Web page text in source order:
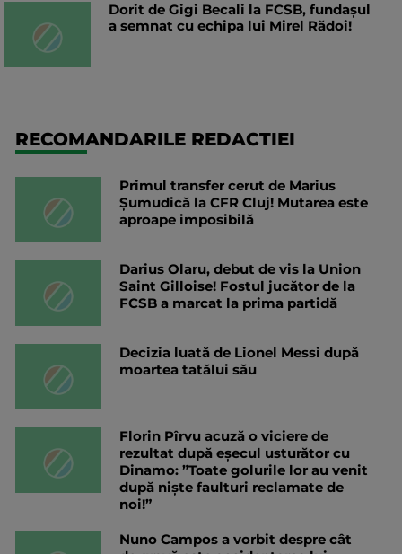
Dorit de Gigi Becali la FCSB, fundașul
a semnat cu echipa lui Mirel Rădoi!
RECOMANDARILE REDACTIEI
Primul transfer cerut de Marius
Șumudică la CFR Cluj! Mutarea este
aproape imposibilă
Darius Olaru, debut de vis la Union
Saint Gilloise! Fostul jucător de la
FCSB a marcat la prima partidă
Decizia luată de Lionel Messi după
moartea tatălui său
Florin Pîrvu acuză o viciere de
rezultat după eșecul usturător cu
Dinamo: ”Toate golurile lor au venit
după niște faulturi reclamate de
noi!”
Nuno Campos a vorbit despre cât